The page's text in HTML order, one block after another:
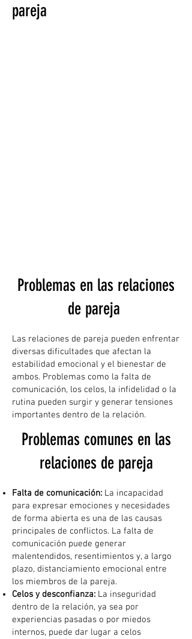
pareja
Problemas en las relaciones
de pareja
Las relaciones de pareja pueden enfrentar
diversas dificultades que afectan la
estabilidad emocional y el bienestar de
ambos. Problemas como la falta de
comunicación, los celos, la infidelidad o la
rutina pueden surgir y generar tensiones
importantes dentro de la relación.
Problemas comunes en las
relaciones de pareja
Falta de comunicación: La incapacidad
para expresar emociones y necesidades
de forma abierta es una de las causas
principales de conflictos. La falta de
comunicación puede generar
malentendidos, resentimientos y, a largo
plazo, distanciamiento emocional entre
los miembros de la pareja.
Celos y desconfianza: La inseguridad
dentro de la relación, ya sea por
experiencias pasadas o por miedos
internos, puede dar lugar a celos